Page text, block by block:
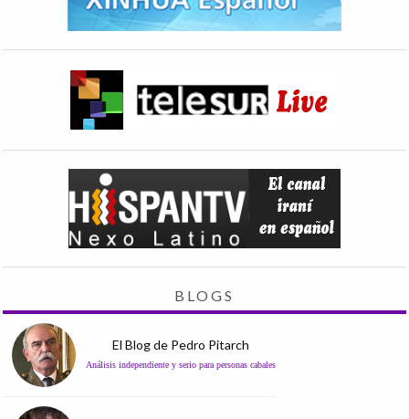
BLOGS
El Blog de Pedro Pitarch
Análisis independiente y serio para personas cabales